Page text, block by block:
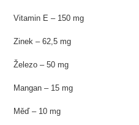
Vitamin E – 150 mg
Zinek – 62,5 mg
Železo – 50 mg
Mangan – 15 mg
Měď – 10 mg